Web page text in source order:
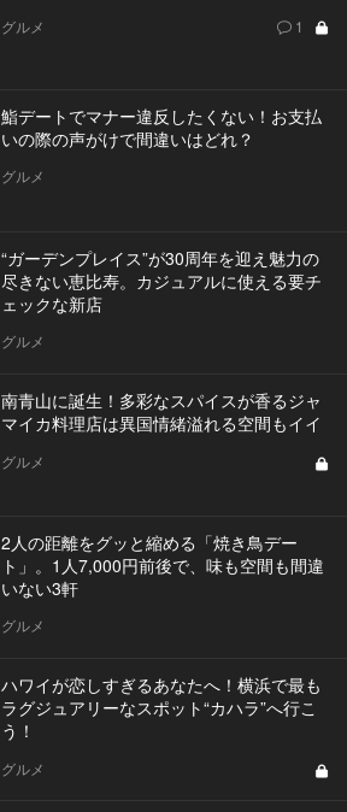
グルメ 1
鮨デートでマナー違反したくない！お支払
いの際の声がけで間違いはどれ？
グルメ
“ガーデンプレイス”が30周年を迎え魅力の
尽きない恵比寿。カジュアルに使える要チ
ェックな新店
グルメ
南青山に誕生！多彩なスパイスが香るジャ
マイカ料理店は異国情緒溢れる空間もイイ
グルメ
2人の距離をグッと縮める「焼き鳥デー
ト」。1人7,000円前後で、味も空間も間違
いない3軒
グルメ
ハワイが恋しすぎるあなたへ！横浜で最も
ラグジュアリーなスポット“カハラ”へ行こ
う！
グルメ